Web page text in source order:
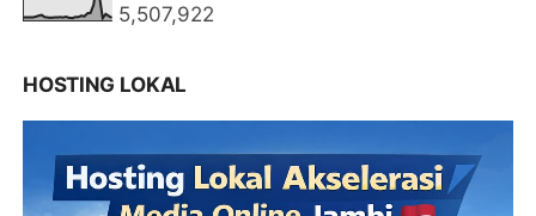
5,507,922
HOSTING LOKAL